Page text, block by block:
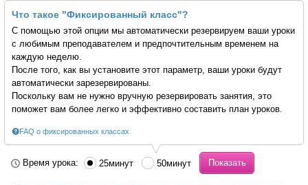
Что такое "Фиксированный класс"?
С помощью этой опции мы автоматически резервируем ваши уроки
с любимым преподавателем и предпочтительным временем на
каждую неделю.
После того, как вы установите этот параметр, ваши уроки будут
автоматически зарезервированы.
Поскольку вам не нужно вручную резервировать занятия, это
поможет вам более легко и эффективно составить план уроков.
FAQ о фиксированных классах
Время урока: 25минут 50минут